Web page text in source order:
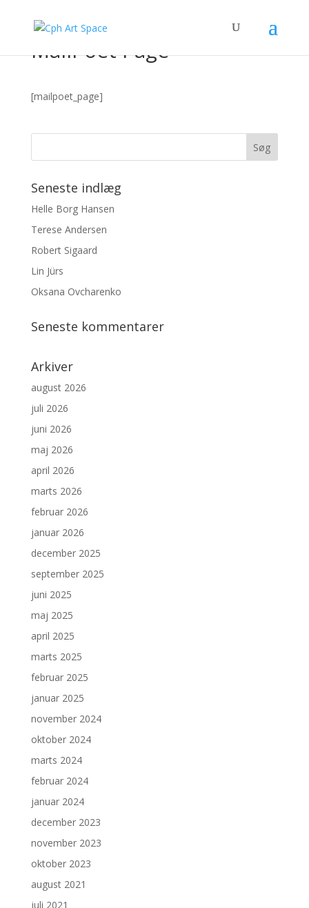
MailPoet Page
[mailpoet_page]
Seneste indlæg
Helle Borg Hansen
Terese Andersen
Robert Sigaard
Lin Jürs
Oksana Ovcharenko
Seneste kommentarer
Arkiver
august 2026
juli 2026
juni 2026
maj 2026
april 2026
marts 2026
februar 2026
januar 2026
december 2025
september 2025
juni 2025
maj 2025
april 2025
marts 2025
februar 2025
januar 2025
november 2024
oktober 2024
marts 2024
februar 2024
januar 2024
december 2023
november 2023
oktober 2023
august 2021
juli 2021